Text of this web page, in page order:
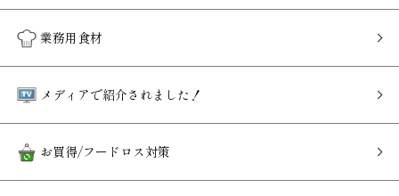
業務用食材
メディアで紹介されました！
お買得/フードロス対策